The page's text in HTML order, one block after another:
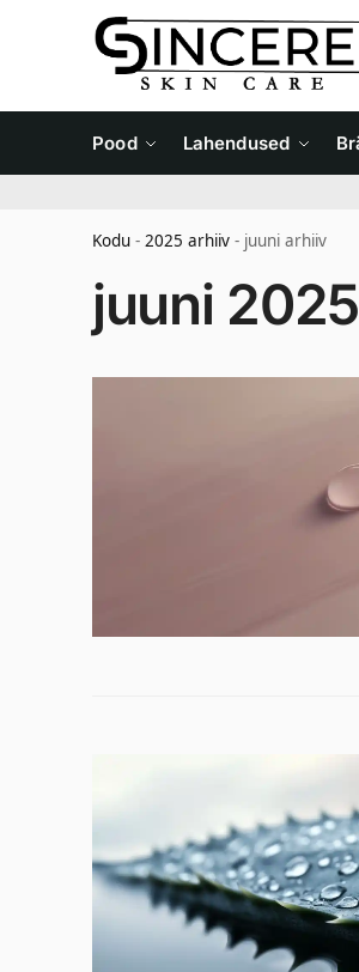
Pood Lahendused
Kodu - 2025 arhiiv - juuni arhiiv
juuni 2025